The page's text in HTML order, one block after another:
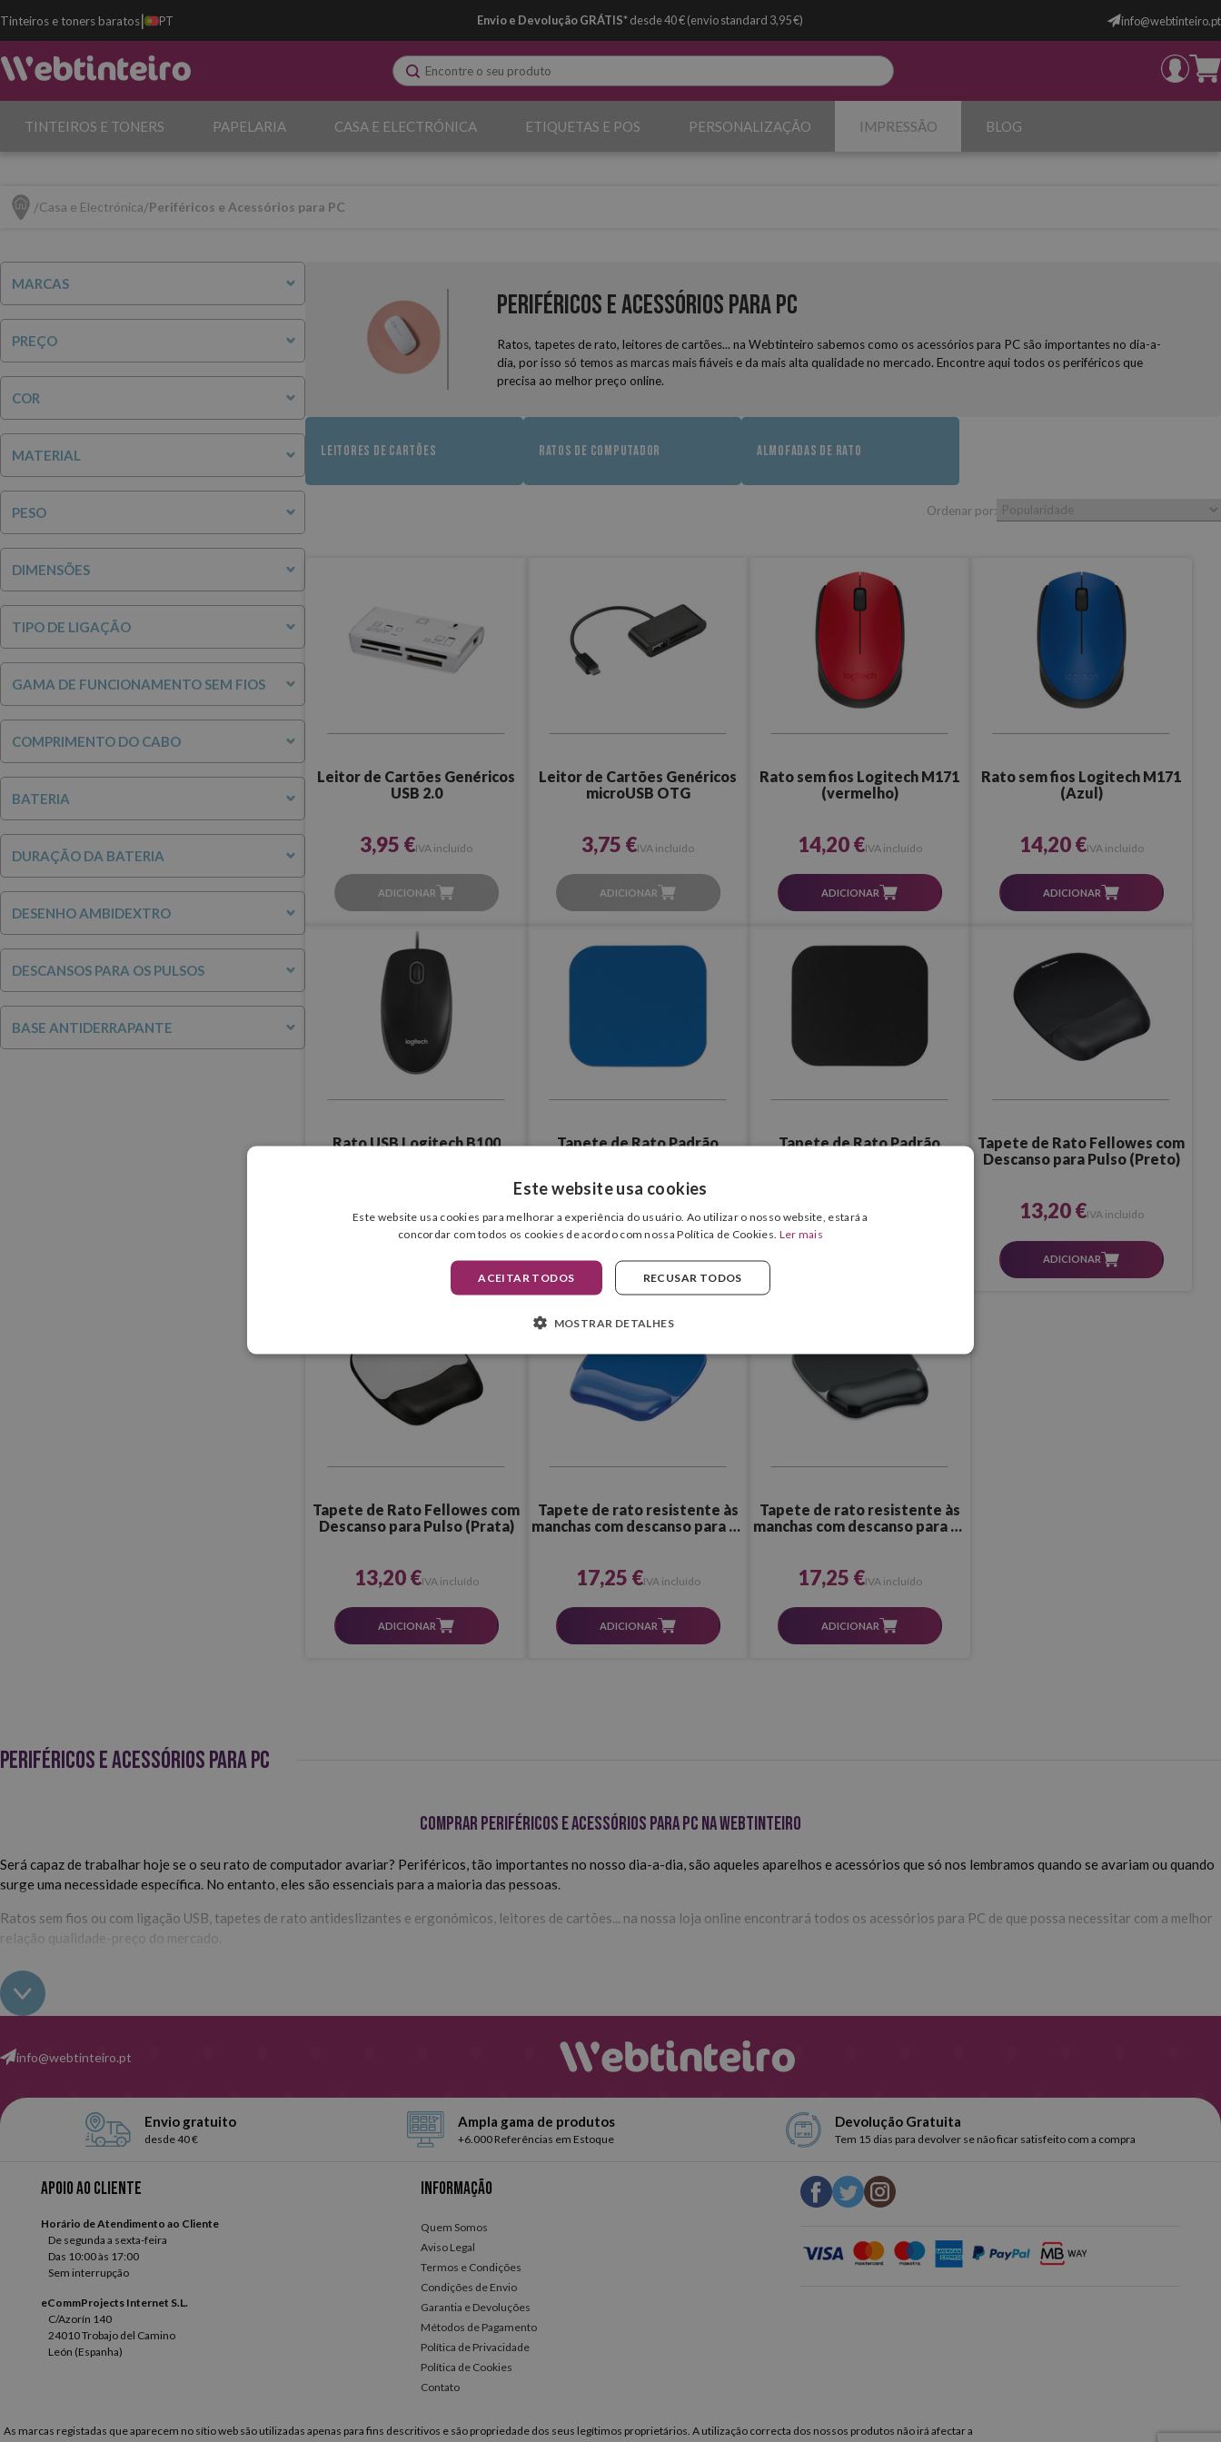
Tinteiros e toners baratos| PT Envio e Devolução GRÁTIS*desde 40 € (envio standard 3,95 €) info@webtinteiro.pt
TINTEIROS E TONERS PAPELARIA CASA E ELECTRÓNICA ETIQUETAS E POS PERSONALIZAÇÃO IMPRESSÃO BLOG
Casa e Electrónica Periféricos e Acessórios para PC
MARCAS
PREÇO
COR
MATERIAL
PESO
DIMENSÕES
TIPO DE LIGAÇÃO
GAMA DE FUNCIONAMENTO SEM FIOS
COMPRIMENTO DO CABO
BATERIA
DURAÇÃO DA BATERIA
DESENHO AMBIDEXTRO
DESCANSOS PARA OS PULSOS
BASE ANTIDERRAPANTE
Periféricos e acessórios para PC
Ratos, tapetes de rato, leitores de cartões... na Webtinteiro sabemos como os acessórios para PC são importantes no dia-a-
dia, por isso só temos as marcas mais fiáveis e da mais alta qualidade no mercado. Encontre aqui todos os periféricos que
precisa ao melhor preço online.
LEITORES DE CARTÕES RATOS DE COMPUTADOR ALMOFADAS DE RATO
Ordenar por:
Leitor de Cartões Genéricos
USB 2.0
3,95 €IVA incluído
ADICIONAR
Leitor de Cartões Genéricos
microUSB OTG
3,75 €IVA incluído
ADICIONAR
Rato sem fios Logitech M171
(vermelho)
14,20 €IVA incluído
ADICIONAR
Rato sem fios Logitech M171
(Azul)
14,20 €IVA incluído
ADICIONAR
Rato USB Logitech B100
10,15 €IVA incluído
Tapete de Rato Padrão
1,80 €IVA incluído
ADICIONAR
Tapete de Rato Padrão
1,80 €IVA incluído
Tapete de Rato Fellowes com
Descanso para Pulso (Preto)
13,20 €IVA incluído
ADICIONAR
Tapete de Rato Fellowes com
Descanso para Pulso (Prata)
13,20 €IVA incluído
ADICIONAR
Tapete de rato resistente às
manchas com descanso para os
17,25 €IVA incluído
ADICIONAR
Tapete de rato resistente às
manchas com descanso para os
17,25 €IVA incluído
ADICIONAR
PERIFÉRICOS E ACESSÓRIOS PARA PC
Comprar periféricos e acessórios para PC na Webtinteiro
Será capaz de trabalhar hoje se o seu rato de computador avariar? Periféricos, tão importantes no nosso dia-a-dia, são aqueles aparelhos e acessórios que só nos lembramos quando se avariam ou quando
surge uma necessidade específica. No entanto, eles são essenciais para a maioria das pessoas.
Ratos sem fios ou com ligação USB, tapetes de rato antideslizantes e ergonómicos, leitores de cartões... na nossa loja online encontrará todos os acessórios para PC de que possa necessitar com a melhor
relação qualidade-preço do mercado.
info@webtinteiro.pt
Envio gratuito
desde 40 €
Ampla gama de produtos
+6.000 Referências em Estoque
Devolução Gratuita
Tem 15 dias para devolver se não ficar satisfeito com a compra
Apoio ao cliente
Horário de Atendimento ao Cliente
De segunda a sexta-feira
Das 10:00 às 17:00
Sem interrupção
eCommProjects Internet S.L.
C/Azorín 140
24010 Trobajo del Camino
León (Espanha)
Informação
Quem Somos
Aviso Legal
Termos e Condições
Condições de Envio
Garantia e Devoluções
Métodos de Pagamento
Política de Privacidade
Política de Cookies
Contato
As marcas registadas que aparecem no sítio web são utilizadas apenas para fins descritivos e são propriedade dos seus legítimos proprietários. A utilização correcta dos nossos produtos não irá afectar a
Este website usa cookies
Este website usa cookies para melhorar a experiência do usuário. Ao utilizar o nosso website, estará a
concordar com todos os cookies de acordo com nossa Política de Cookies. Ler mais
ACEITAR TODOS RECUSAR TODOS
MOSTRAR DETALHES